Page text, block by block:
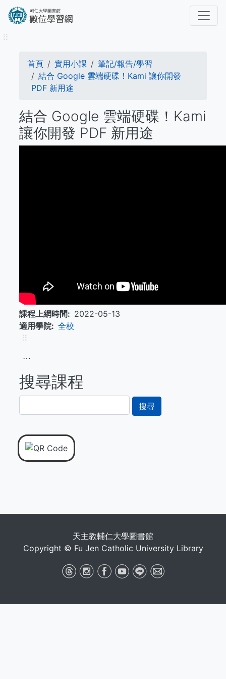
內
⠿
導
航
結
首頁 實用小課
筆記/報告/學習
結合 Google 雲端硬碟！Kami 讓你開發
PDF 新用途
結合 Google 雲端硬碟！Kami
讓你開發 PDF 新用途
課程上網時間
2022-05-13
適用學院
全校
⠿
⋯
搜尋課程
尋
天主教輔仁大學圖書館
Copyright © Fu Jen Catholic University Library